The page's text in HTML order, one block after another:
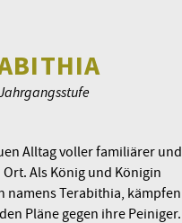
Alltag voller familiärer und
Als König und Königin
namens Terabithia, kämpfen
Pläne gegen ihre Peiniger.